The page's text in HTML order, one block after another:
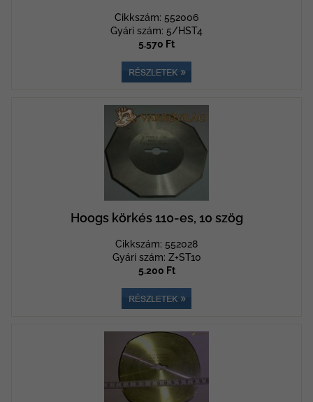
Cikkszám: 552006
Gyári szám: 5/HST4
5.570 Ft
Hoogs körkés 110-es, 10 szög
Cikkszám: 552028
Gyári szám: Z+ST10
5.200 Ft